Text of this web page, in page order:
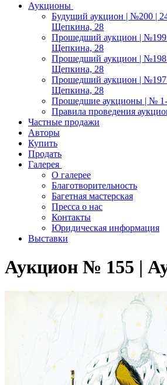
Аукционы
Будущий аукцион | №200 | 24
Щепкина, 28
Прошедший аукцион | №199
Щепкина, 28
Прошедший аукцион | №198
Щепкина, 28
Прошедший аукцион | №197
Щепкина, 28
Прошедшие аукционы | №
Правила проведения
Частные продажи
Авторы
Купить
Продать
Галерея
О галерее
Благотворительность
Багетная мастерская
Пресса о нас
Контакты
Юридическая информация
Выставки
Аукцион № 155 |